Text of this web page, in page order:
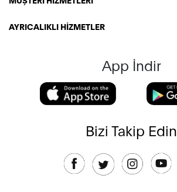
AYRICALIKLI HİZMETLER
App İndir
Bizi Takip Edin